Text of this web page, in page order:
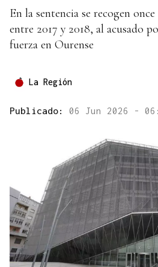
En la sentencia se recogen
entre 2017 y 2018, al acusado
fuerza en Ourense
La Región
Publicado: 06 Jun 2026 -